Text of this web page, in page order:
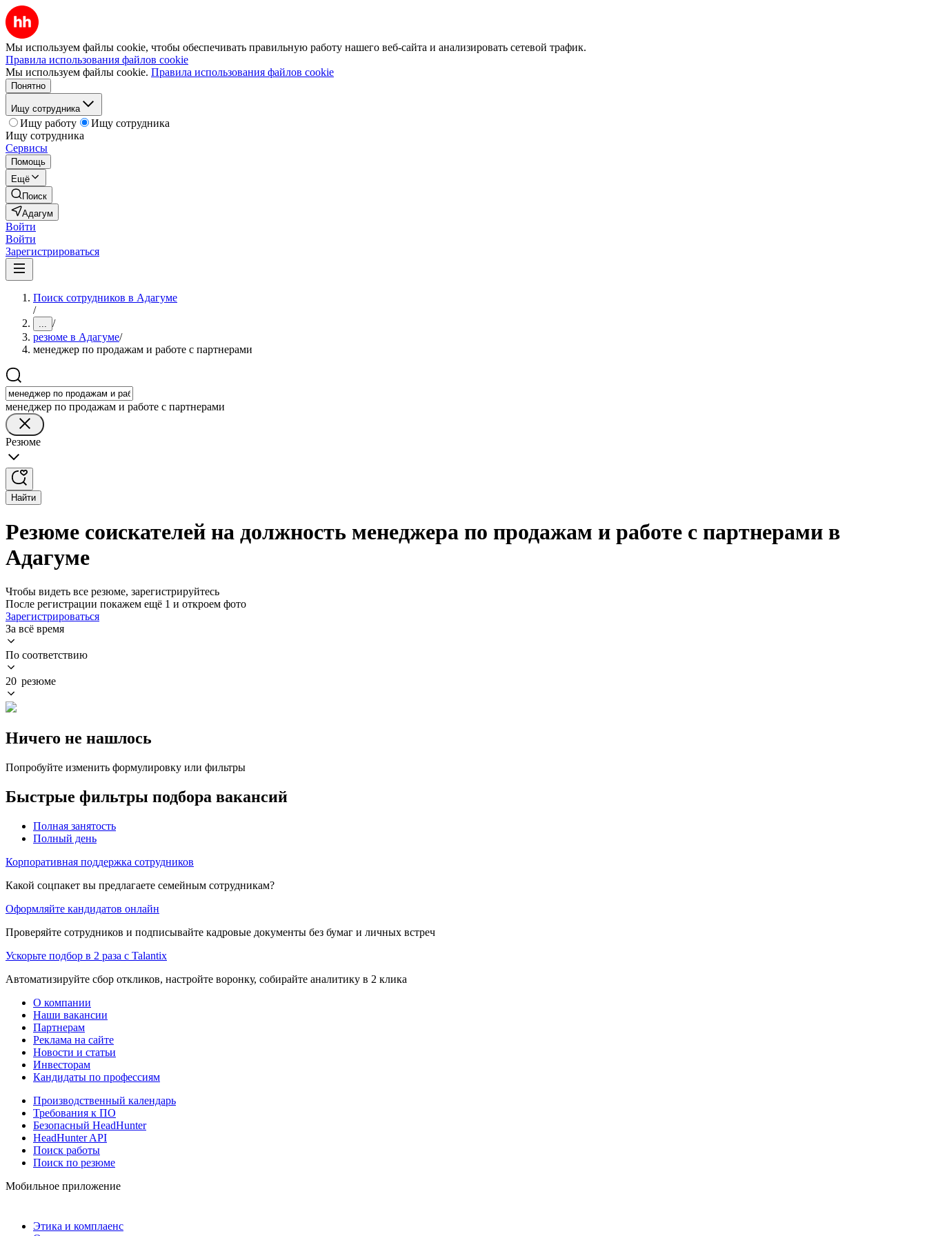
Мы используем файлы cookie, чтобы обеспечивать правильную работу нашего веб-сайта и анализировать сетевой трафик.
Правила использования файлов cookie
Мы используем файлы cookie. Правила использования файлов cookie
Понятно
Ищу сотрудника
Ищу работу
Ищу сотрудника
Ищу сотрудника
Сервисы
Помощь
Ещё
Поиск
Адагум
Войти
Войти
Зарегистрироваться
Поиск сотрудников в Адагуме
/
... /
резюме в Адагуме/
менеджер по продажам и работе с партнерами
менеджер по продажам и работе с партнерами
Резюме
Найти
Резюме соискателей на должность менеджера по продажам и работе с партнерами в
Адагуме
Чтобы видеть все резюме, зарегистрируйтесь
После регистрации покажем ещё 1 и откроем фото
Зарегистрироваться
За всё время
По соответствию
20 резюме
Ничего не нашлось
Попробуйте изменить формулировку или фильтры
Быстрые фильтры подбора вакансий
Полная занятость
Полный день
Корпоративная поддержка сотрудников
Какой соцпакет вы предлагаете семейным сотрудникам?
Оформляйте кандидатов онлайн
Проверяйте сотрудников и подписывайте кадровые документы без бумаг и личных встреч
Ускорьте подбор в 2 раза с Talantix
Автоматизируйте сбор откликов, настройте воронку, собирайте аналитику в 2 клика
О компании
Наши вакансии
Партнерам
Реклама на сайте
Новости и статьи
Инвесторам
Кандидаты по профессиям
Производственный календарь
Требования к ПО
Безопасный HeadHunter
HeadHunter API
Поиск работы
Поиск по резюме
Мобильное приложение
Этика и комплаенс